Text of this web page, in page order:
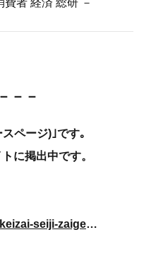
－－
ページ)｣です｡
に掲出中です。
https://retail-e.com/syouhisya-keizai-seiji-zaigen.html